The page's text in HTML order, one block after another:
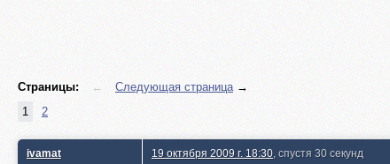
Страницы: ← Следующая страница→
1
2
ivamat 19 октября 2009 г. 18:30 , спустя 30 секунд